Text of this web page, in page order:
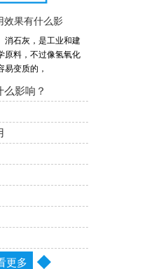
效果有什么影
消石灰，是工业和建
原料，不过像氢氧化
变质的，
影响？
更多